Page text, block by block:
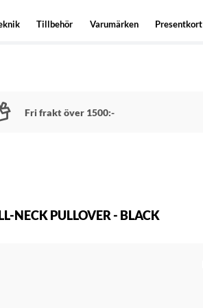
Tillbehör Varumärken Presentkort
Fri frakt över 1500:-
NECK PULLOVER - BLACK